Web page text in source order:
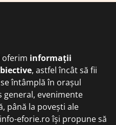
oferim informații
, astfel încât să fii
întâmplă în orașul
general, evenimente
până la povești ale
eforie.ro își propune să